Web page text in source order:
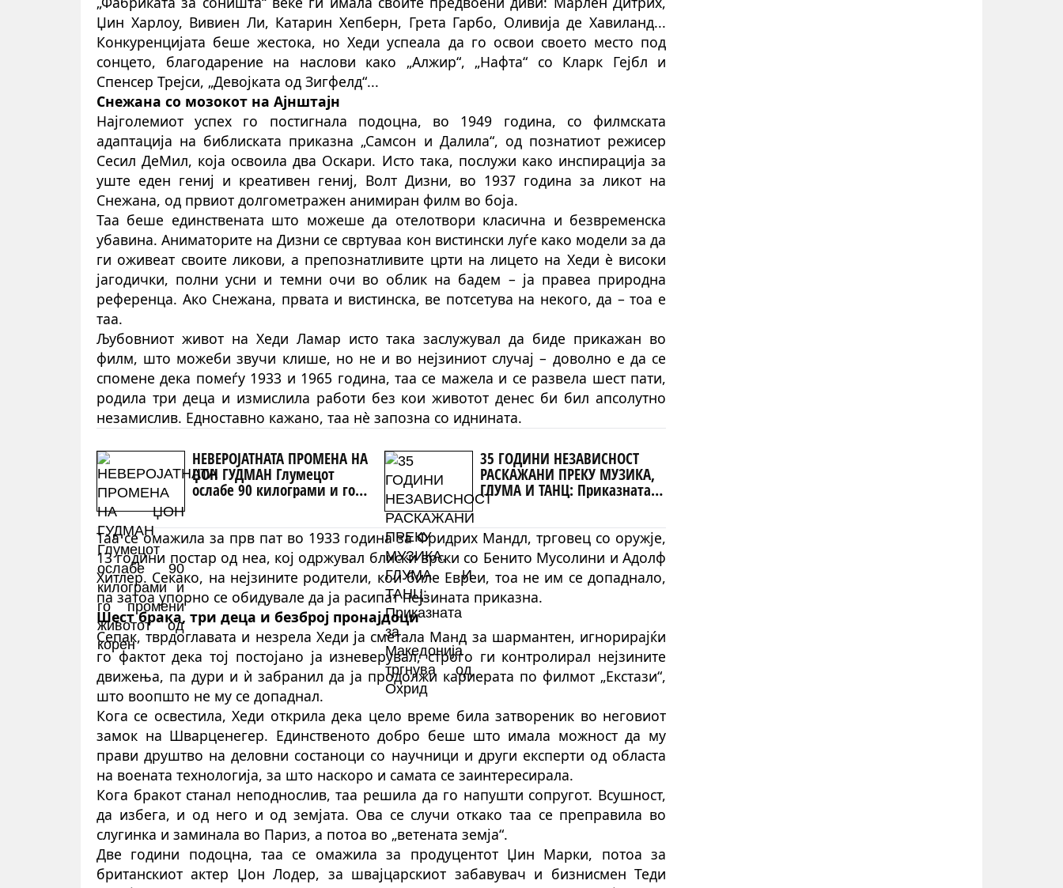
Џин Харлоу, Вивиен Ли, Катарин Хепберн, Грета Гарбо, Оливија де Хавиланд...
Конкуренцијата беше жестока, но Хеди успеала да го освои своето место под
сонцето, благодарение на наслови како „Алжир“, „Нафта“ со Кларк Гејбл и
Спенсер Трејси, „Девојката од Зигфелд“...
Снежана со мозокот на Ајнштајн
Најголемиот успех го постигнала подоцна, во 1949 година, со филмската
адаптација на библиската приказна „Самсон и Далила“, од познатиот режисер
Сесил ДеМил, која освоила два Оскари. Исто така, послужи како инспирација за
уште еден гениј и креативен гениј, Волт Дизни, во 1937 година за ликот на
Снежана, од првиот долгометражен анимиран филм во боја.
Таа беше единствената што можеше да отелотвори класична и безвременска
убавина. Аниматорите на Дизни се свртуваа кон вистински луѓе како модели за да
ги оживеат своите ликови, а препознатливите црти на лицето на Хеди è високи
јагодички, полни усни и темни очи во облик на бадем – ја правеа природна
референца. Ако Снежана, првата и вистинска, ве потсетува на некого, да – тоа е
таа.
Љубовниот живот на Хеди Ламар исто така заслужувал да биде прикажан во
филм, што можеби звучи клише, но не и во нејзиниот случај – доволно е да се
спомене дека помеѓу 1933 и 1965 година, таа се мажела и се развела шест пати,
родила три деца и измислила работи без кои животот денес би бил апсолутно
незамислив. Едноставно кажано, таа нè запозна со иднината.
НЕВЕРОЈАТНАТА ПРОМЕНА НА
ЏОН ГУДМАН Глумецот
ослабе 90 килограми и го
промени животот од корен
35 ГОДИНИ НЕЗАВИСНОСТ
РАСКАЖАНИ ПРЕКУ МУЗИКА,
ГЛУМА И ТАНЦ: Приказната
за Македонија тргнува од
Таа се омажила за прв пат во 1933 година за Фридрих Мандл, трговец со оружје,
13 години постар од неа, кој одржувал блиски врски со Бенито Мусолини и Адолф
Хитлер. Секако, на нејзините родители, кои биле Евреи, тоа не им се допаднало,
па затоа упорно се обидувале да ја расипат нејзината приказна.
Шест брака, три деца и безброј пронајдоци
Сепак, тврдоглавата и незрела Хеди ја сметала Манд за шармантен, игнорирајќи
го фактот дека тој постојано ја изневерувал, строго ги контролирал нејзините
движења, па дури и ѝ забранил да ја продолжи кариерата по филмот „Екстази“,
што воопшто не му се допаднал.
Кога се освестила, Хеди открила дека цело време била затвореник во неговиот
замок на Шварценегер. Единственото добро беше што имала можност да му
прави друштво на деловни состаноци со научници и други експерти од областа
на воената технологија, за што наскоро и самата се заинтересирала.
Кога бракот станал неподнослив, таа решила да го напушти сопругот. Всушност,
да избега, и од него и од земјата. Ова се случи откако таа се преправила во
слугинка и заминала во Париз, а потоа во „ветената земја“.
Две години подоцна, таа се омажила за продуцентот Џин Марки, потоа за
британскиот актер Џон Лодер, за швајцарскиот забавувач и бизнисмен Теди